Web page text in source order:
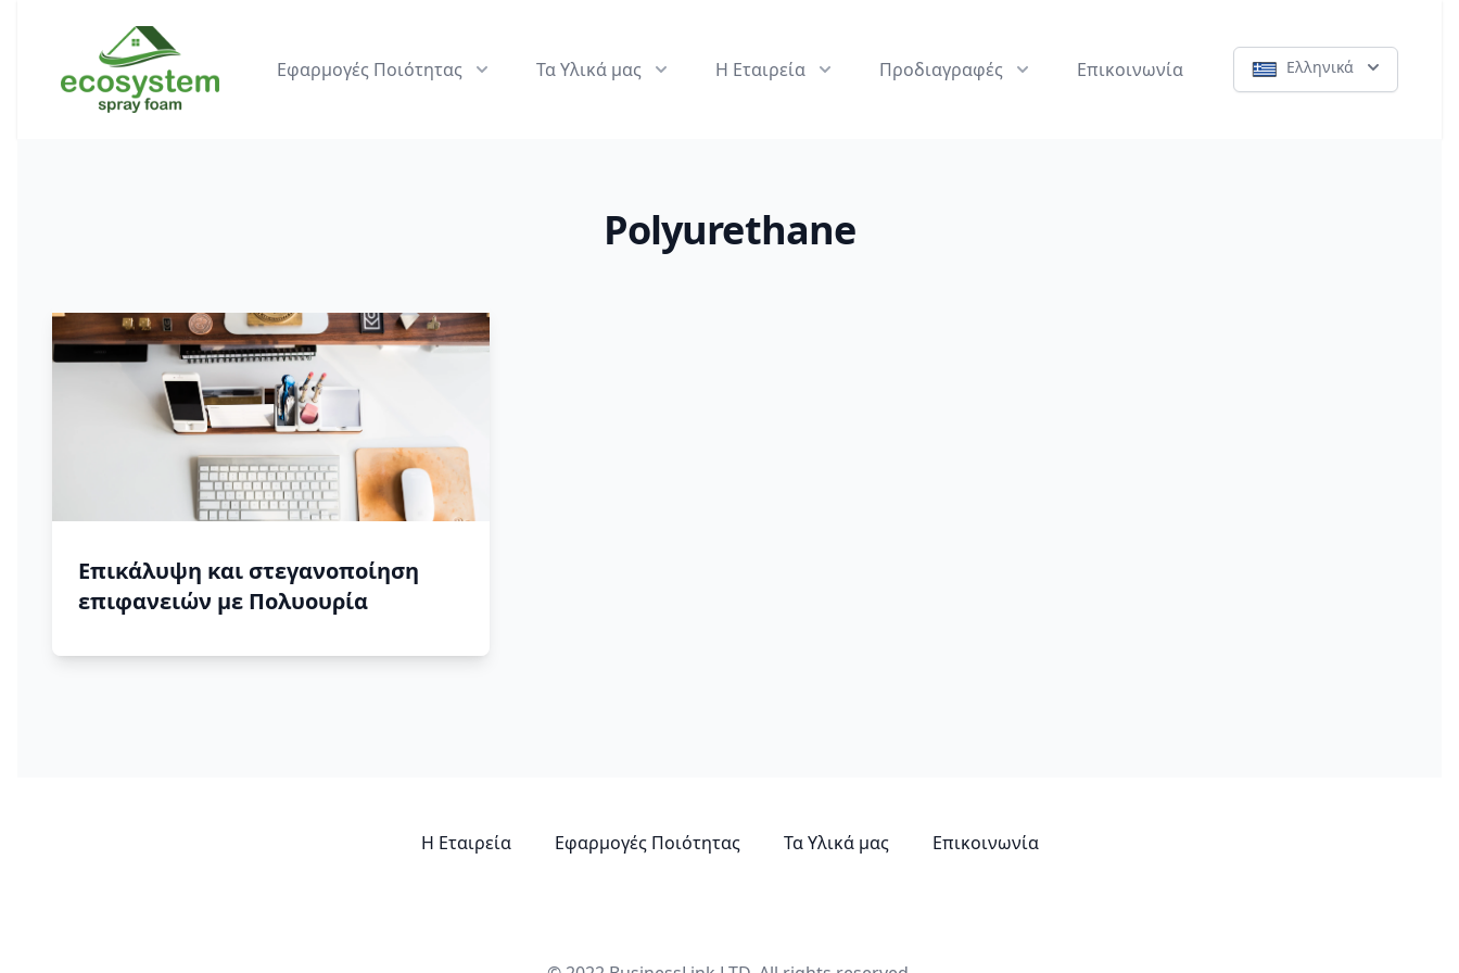
Ecosystem
Εφαρμογές Ποιότητας
Τα Υλικά μας Η Εταιρεία Προδιαγραφές Επικοινωνία Ελληνικά
Polyurethane
Επικάλυψη και στεγανοποίηση
επιφανειών με Πολυουρία
Η Εταιρεία Εφαρμογές Ποιότητας Τα Υλικά μας Επικοινωνία